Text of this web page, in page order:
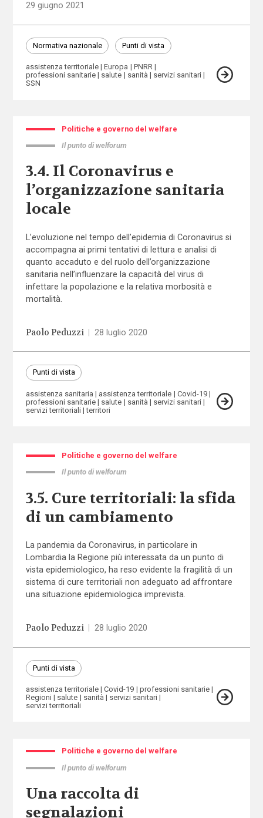
29 giugno 2021
Normativa nazionale Punti di vista
assistenza territoriale Europa
PNRR
professioni sanitarie
salute sanità
servizi sanitari
SSN
Politiche e governo del welfare
Il punto di welforum
3.4. Il Coronavirus e
l’organizzazione sanitaria
locale
L’evoluzione nel tempo dell’epidemia di Coronavirus si
accompagna ai primi tentativi di lettura e analisi di
quanto accaduto e del ruolo dell’organizzazione
sanitaria nell’influenzare la capacità del virus di
infettare la popolazione e la relativa morbosità e
mortalità.
Paolo Peduzzi 28 luglio 2020
Punti di vista
assistenza sanitaria assistenza territoriale
Covid-19
professioni sanitarie
salute sanità
servizi sanitari
servizi territoriali
territori
Politiche e governo del welfare
Il punto di welforum
3.5. Cure territoriali: la sfida
di un cambiamento
La pandemia da Coronavirus, in particolare in
Lombardia la Regione più interessata da un punto di
vista epidemiologico, ha reso evidente la fragilità di un
sistema di cure territoriali non adeguato ad affrontare
una situazione epidemiologica imprevista.
Paolo Peduzzi 28 luglio 2020
Punti di vista
assistenza territoriale Covid-19
professioni sanitarie
Regioni
salute sanità
servizi sanitari
servizi territoriali
Politiche e governo del welfare
Il punto di welforum
Una raccolta di
segnalazioni